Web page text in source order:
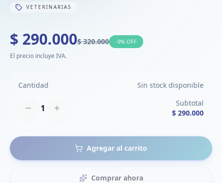
VETERINARIAS
$ 290.000$ 320.000 -9% OFF
El precio incluye IVA.
Cantidad Sin stock disponible
1
Subtotal
$ 290.000
Agregar al carrito
Comprar ahora